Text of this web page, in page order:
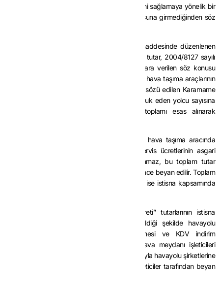
karşılığında aktarılması, hizmet bedelinin tahsilini sağlamaya yönelik bir
uygulamadır. Bu aktarma işlemi KDV’nin konusuna girmediğinden söz
n 13 üncü maddesinde düzenlenen
istisnaların uygulanmasına imkân veren asgari tutar, 2004/8127 sayılı
Bakanlar Kurulu Kararı ile belirlenmiştir. Yolculara verilen söz konusu
hizmetler, yük ve/veya yolcu taşımaya elverişli hava taşıma araçlarının
seyrüseferleri ile ilgili hizmetlerdir. Bu nedenle, sözü edilen Kararname
ile belirlenen asgari tutar, her bir araçta yolculuk eden yolcu sayısına
göre hesaplanarak yolcu servis ücretleri toplamı esas alınarak
Her bir yük ve/veya yolcu taşımaya elverişli hava taşıma aracında
seyahat eden yolculara ait toplam yolcu servis ücretlerinin asgari
tutarın altında olması halinde istisna uygulanmaz, bu toplam tutar
üzerinden hesaplanan KDV, havayolu şirketlerince beyan edilir. Toplam
tutarın asgari tutar ve üstünde olması halinde ise istisna kapsamında
Araç başına hesaplanan “Yolcu Servis Ücreti” tutarlarının istisna
kapsamı dışında olması ve yukarıda belirtildiği şekilde havayolu
şirketlerince KDV hesaplanıp beyan edilmesi ve KDV indirim
mekanizmasının işletilebilmesi bakımından, hava meydanı işleticileri
tarafından yolcu servis ücretlerinin tahsili amacıyla havayolu şirketlerine
düzenlenen faturalarda KDV hesaplanır ve işleticiler tarafından beyan